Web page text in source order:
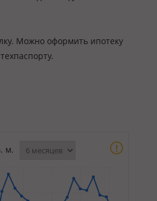
Можно оформить ипотеку
м. !